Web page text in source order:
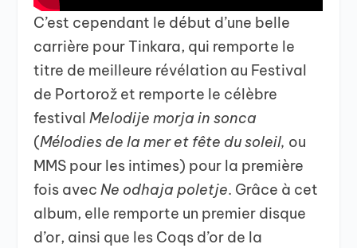
C’est cependant le début d’une belle
carrière pour Tinkara, qui remporte le
titre de meilleure révélation au Festival
de Portorož et remporte le célèbre
festivalMelodije morja in sonca
(Mélodies de la mer et fête du soleil, ou
MMS pour les intimes) pour la première
fois avecNe odhaja poletje. Grâce à cet
album, elle remporte un premier disque
d’or, ainsi que les Coqs d’or de la